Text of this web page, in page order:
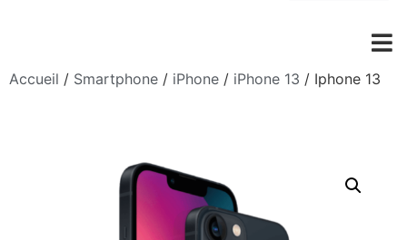
Accueil / Smartphone / iPhone / iPhone 13 / Iphone 13